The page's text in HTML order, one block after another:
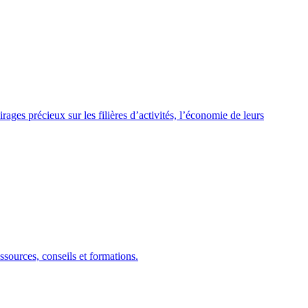
précieux sur les filières d’activités, l’économie de leurs
conseils et formations.